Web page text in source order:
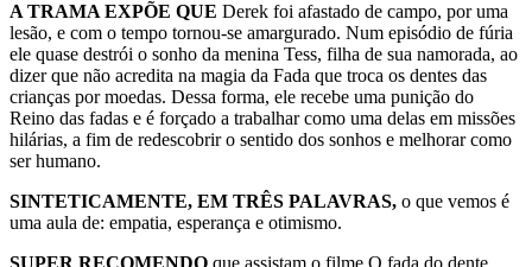
A TRAMA EXPÕE QUE Derek foi afastado de campo, por uma
lesão, e com o tempo tornou-se amargurado. Num episódio de fúria
ele quase destrói o sonho da menina Tess, filha de sua namorada, ao
dizer que não acredita na magia da Fada que troca os dentes das
crianças por moedas. Dessa forma, ele recebe uma punição do
Reino das fadas e é forçado a trabalhar como uma delas em missões
hilárias, a fim de redescobrir o sentido dos sonhos e melhorar como
ser humano.
SINTETICAMENTE, EM TRÊS PALAVRAS, o que vemos é
uma aula de: empatia, esperança e otimismo.